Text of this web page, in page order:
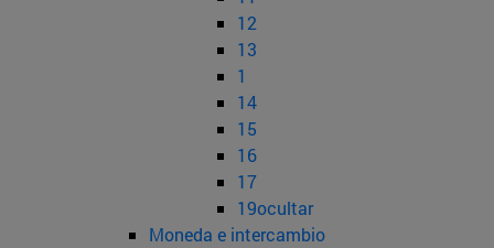
12
13
1
14
15
16
17
19ocultar
Moneda e intercambio